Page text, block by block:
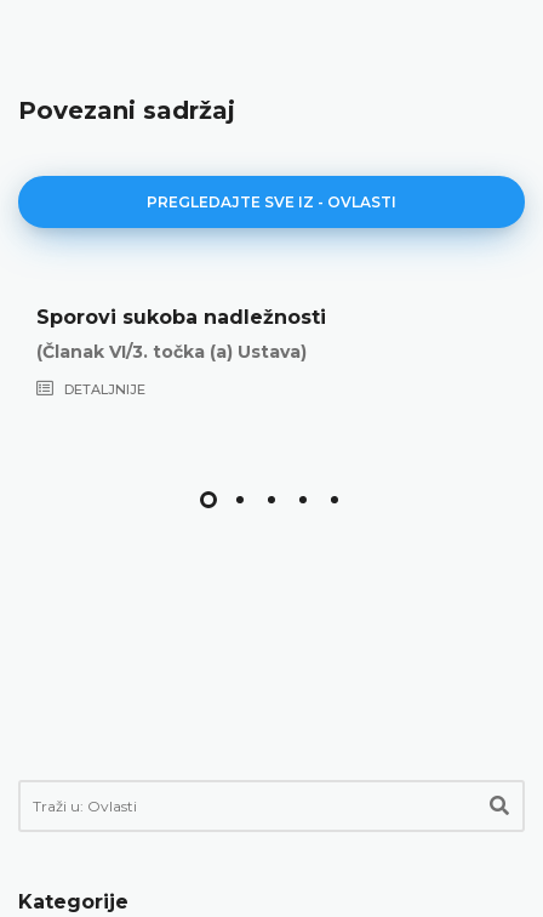
Povezani sadržaj
PREGLEDAJTE SVE IZ - OVLASTI
Sporovi sukoba nadležnosti
(Članak VI/3. točka (a) Ustava)
DETALJNIJE
Kategorije